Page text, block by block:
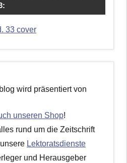
wird präsentiert von
unseren Shop!
rund um die Zeitschrift
Lektoratsdienste
und Herausgeber